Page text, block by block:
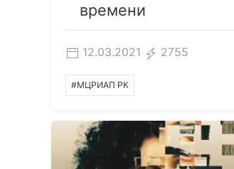
времени
12.03.2021 2755
#МЦРИАП РК